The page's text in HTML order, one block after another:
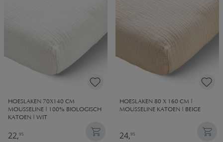
HOESLAKEN 70X140 CM
MOUSSELINE | 100% BIOLOGISCH
KATOEN | WIT
22,95
HOESLAKEN 80 X 160 CM |
MOUSSELINE KATOEN | BEIGE
24,95